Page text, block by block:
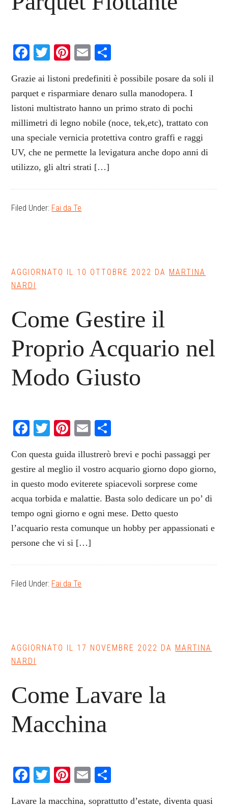
Facebook
TwitterPinterest
Email
Grazie ai listoni predefiniti è possibile posare da soli il
parquet e risparmiare denaro sulla manodopera. I
listoni multistrato hanno un primo strato di pochi
millimetri di legno nobile (noce, tek,etc), trattato con
una speciale vernicia protettiva contro graffi e raggi
UV, che ne permette la levigatura anche dopo anni di
utilizzo, gli altri strati […]
Filed Under: Fai da Te
AGGIORNATO IL 10 OTTOBRE 2022 DA MARTINA
NARDI
Come Gestire il
Proprio Acquario nel
Modo Giusto
Facebook
TwitterPinterest
Email
Con questa guida illustrerò brevi e pochi passaggi per
gestire al meglio il vostro acquario giorno dopo giorno,
in questo modo eviterete spiacevoli sorprese come
acqua torbida e malattie. Basta solo dedicare un po’ di
tempo ogni giorno e ogni mese. Detto questo
l’acquario resta comunque un hobby per appassionati e
persone che vi si […]
Filed Under: Fai da Te
AGGIORNATO IL 17 NOVEMBRE 2022 DA MARTINA
NARDI
Come Lavare la
Macchina
Facebook
TwitterPinterest
Email
Lavare la macchina, soprattutto d’estate, diventa quasi